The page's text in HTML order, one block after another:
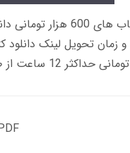
زمان تحویل کتاب های
تومانی حداکثر 12 ساعت از طریق پیامک/ایمیل